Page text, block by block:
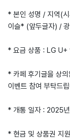
* 본인 성명 / 지역(
이슬* (앞두글자) /
* 요금 상품 : LG U+
* 카페 후기글을 상
이벤트 참여 부탁드
* 개통 일자 : 2025
* 현금 및 상품권 지